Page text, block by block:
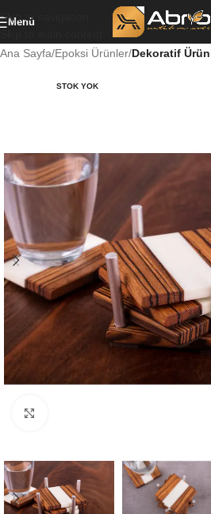
Skip to navigation
Menü
Ana Sayfa Epoksi Ürünler Dekoratif
STOK YOK